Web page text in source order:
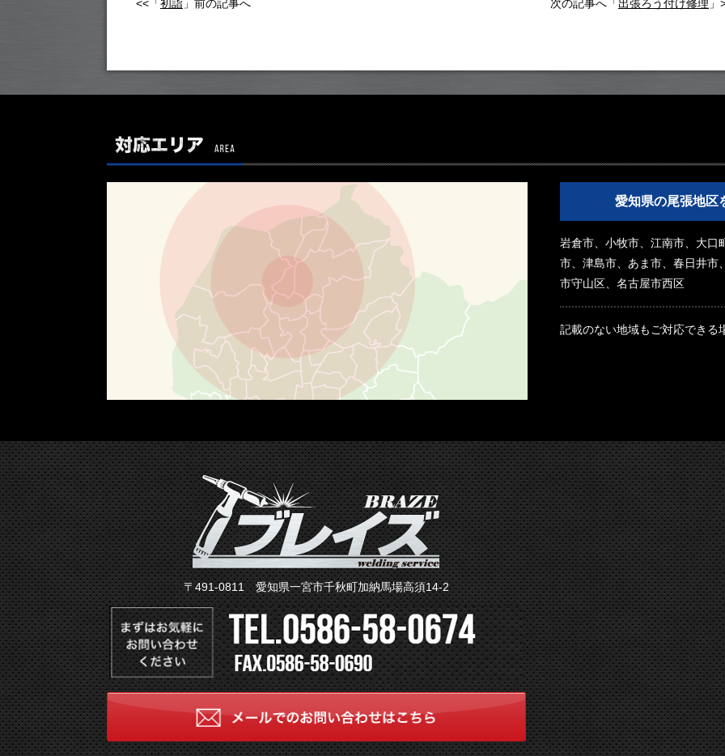
<<「初詣 」前の記事へ 次の記事へ「出張ろう付け修理 」
愛知県の尾張地区
岩倉市、小牧市、江南市、大口
市、津島市、あま市、春日井市
市守山区、名古屋市西区
記載のない地域もご対応できる
〒491-0811 愛知県一宮市千秋町加納馬場高須14-2